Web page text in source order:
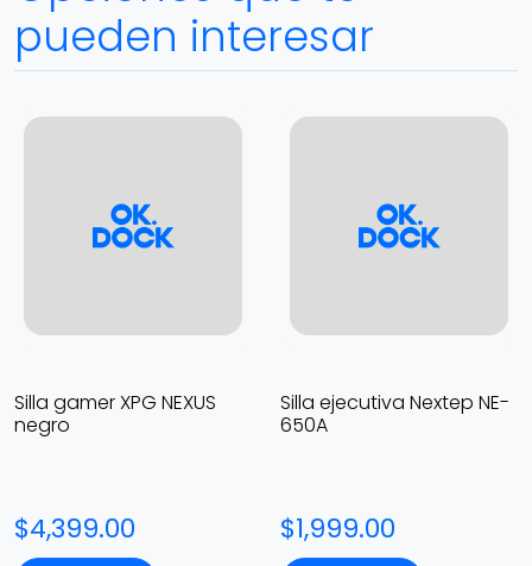
pueden interesar
Silla gamer XPG NEXUS
negro
$4,399.00
Silla ejecutiva Nextep NE-
650A
$1,999.00